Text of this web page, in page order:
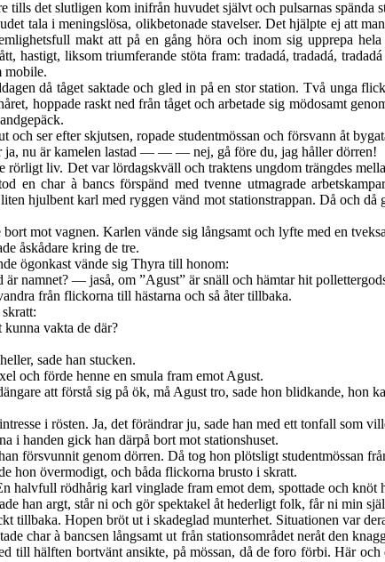
tills det slutligen kom inifrån huvudet självt och pulsarnas spända
tala i meningslösa, olikbetonade stavelser. Det hjälpte ej att
makt att på en gång höra och inom sig upprepa hela
hastigt, liksom triumferande stöta fram: tradadá, tradadá,
mobile.
då tåget saktade och gled in på en stor station. Två unga
hoppade raskt ned från tåget och arbetade sig mödosamt
ser efter skjutsen, ropade studentmössan och försvann åt
ja, nu är kamelen lastad — — — nej, gå före du, jag håller dörren!
rörligt liv. Det var lördagskväll och traktens ungdom trängdes
en char à bancs förspänd med tvenne utmagrade
hjulbent karl med ryggen vänd mot stationstrappan. Då och då
mot vagnen. Karlen vände sig långsamt och lyfte med en
åskådare kring de tre.
ögonkast vände sig Thyra till honom:
namnet? — jaså, om ”Agust” är snäll och hämtar hit
från flickorna till hästarna och så åter tillbaka.
vakta de där?
sade han stucken.
och förde henne en smula fram emot Agust.
att förstå sig på ök, må Agust tro, sade hon blidkande, hon
i rösten. Ja, det förändrar ju, sade han med ett tonfall som
i handen gick han därpå bort mot stationshuset.
försvunnit genom dörren. Då tog hon plötsligt studentmössan
hon övermodigt, och båda flickorna brusto i skratt.
halvfull rödhårig karl vinglade fram emot dem, spottade och knöt
han argt, står ni och gör spektakel åt hederligt folk, får ni min
tillbaka. Hopen bröt ut i skadeglad munterhet. Situationen var
char à bancsen långsamt ut från stationsområdet neråt den
till hälften bortvänt ansikte, på mössan, då de foro förbi. Här